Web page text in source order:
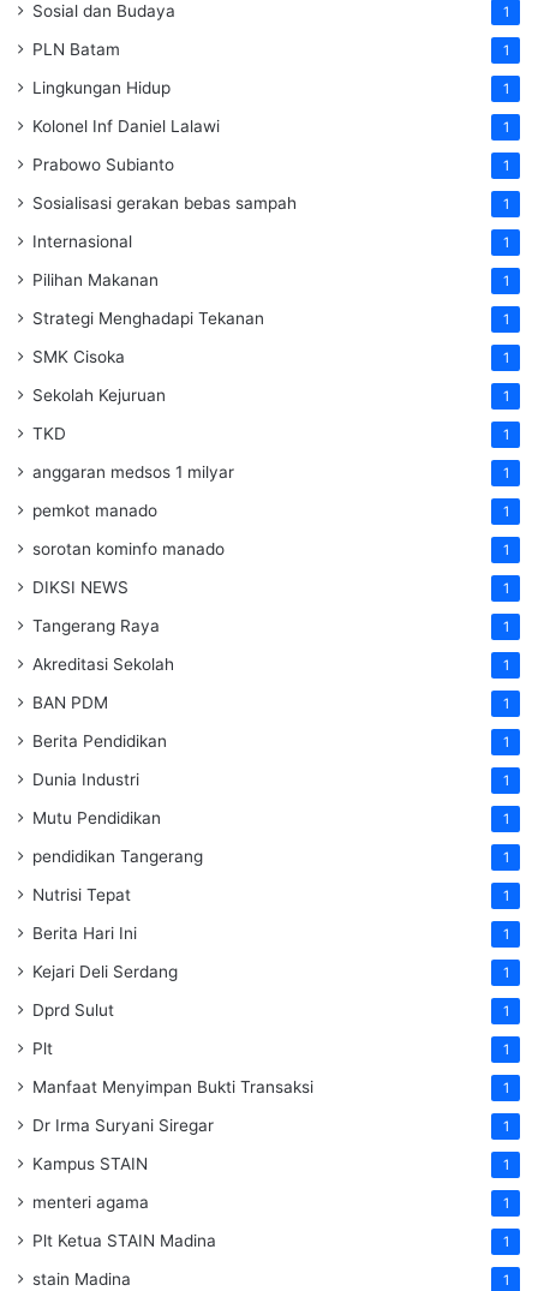
Sosial dan Budaya 1
PLN Batam 1
Lingkungan Hidup 1
Kolonel Inf Daniel Lalawi 1
Prabowo Subianto 1
Sosialisasi gerakan bebas sampah 1
Internasional 1
Pilihan Makanan 1
Strategi Menghadapi Tekanan 1
SMK Cisoka 1
Sekolah Kejuruan 1
TKD 1
anggaran medsos 1 milyar 1
pemkot manado 1
sorotan kominfo manado 1
DIKSI NEWS 1
Tangerang Raya 1
Akreditasi Sekolah 1
BAN PDM 1
Berita Pendidikan 1
Dunia Industri 1
Mutu Pendidikan 1
pendidikan Tangerang 1
Nutrisi Tepat 1
Berita Hari Ini 1
Kejari Deli Serdang 1
Dprd Sulut 1
Plt 1
Manfaat Menyimpan Bukti Transaksi 1
Dr Irma Suryani Siregar 1
Kampus STAIN 1
menteri agama 1
Plt Ketua STAIN Madina 1
stain Madina 1